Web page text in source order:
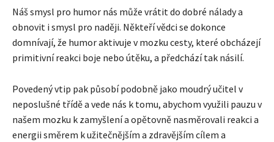
Náš smysl pro humor nás může vrátit do dobré nálady a
obnovit i smysl pro naději. Někteří vědci se dokonce
domnívají, že humor aktivuje v mozku cesty, které obcházejí
primitivní reakci boje nebo útěku, a předchází tak násilí.
Povedený vtip pak působí podobně jako moudrý učitel v
neposlušné třídě a vede nás k tomu, abychom využili pauzu v
našem mozku k zamyšlení a opětovně nasměrovali reakci a
energii směrem k užitečnějším a zdravějším cílem a